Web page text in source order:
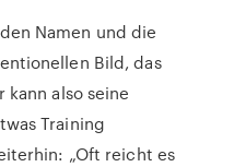
Namen und die
Bild, das
kann also seine
Training
„Oft reicht es